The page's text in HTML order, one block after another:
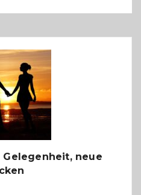
Gelegenheit, neue